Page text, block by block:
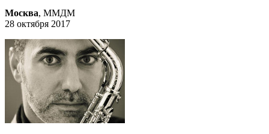
Москва, ММДМ
28 октября 2017